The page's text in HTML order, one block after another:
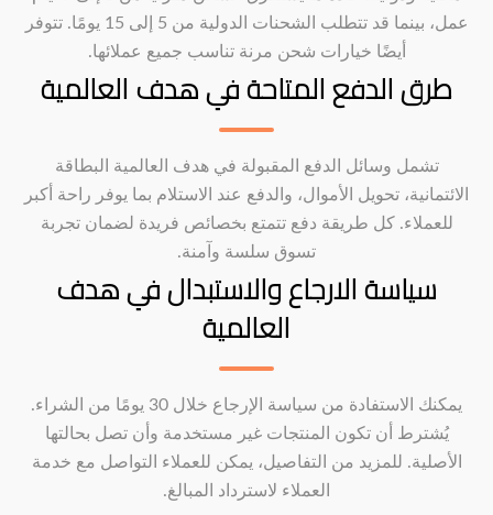
عمل، بينما قد تتطلب الشحنات الدولية من 5 إلى 15 يومًا. تتوفر
أيضًا خيارات شحن مرنة تناسب جميع عملائها.
طرق الدفع المتاحة في هدف العالمية
تشمل وسائل الدفع المقبولة في هدف العالمية البطاقة
الائتمانية، تحويل الأموال، والدفع عند الاستلام بما يوفر راحة أكبر
للعملاء. كل طريقة دفع تتمتع بخصائص فريدة لضمان تجربة
تسوق سلسة وآمنة.
سياسة الارجاع والاستبدال في هدف
العالمية
يمكنك الاستفادة من سياسة الإرجاع خلال 30 يومًا من الشراء.
يُشترط أن تكون المنتجات غير مستخدمة وأن تصل بحالتها
الأصلية. للمزيد من التفاصيل، يمكن للعملاء التواصل مع خدمة
العملاء لاسترداد المبالغ.